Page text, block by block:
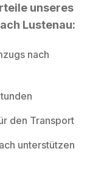
unseres
Lustenau:
nach
den Transport
unterstützen